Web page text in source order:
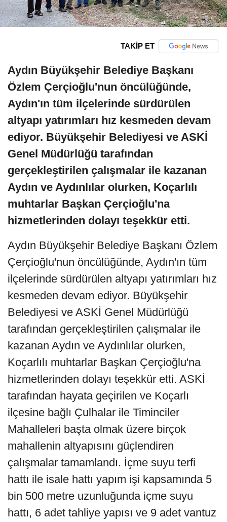
TAKİP ET
Aydın Büyükşehir Belediye Başkanı
Özlem Çerçioğlu'nun öncülüğünde,
Aydın'ın tüm ilçelerinde sürdürülen
altyapı yatırımları hız kesmeden devam
ediyor. Büyükşehir Belediyesi ve ASKİ
Genel Müdürlüğü tarafından
gerçekleştirilen çalışmalar ile kazanan
Aydın ve Aydınlılar olurken, Koçarlılı
muhtarlar Başkan Çerçioğlu'na
hizmetlerinden dolayı teşekkür etti.
Aydın Büyükşehir Belediye Başkanı Özlem
Çerçioğlu'nun öncülüğünde, Aydın'ın tüm
ilçelerinde sürdürülen altyapı yatırımları hız
kesmeden devam ediyor. Büyükşehir
Belediyesi ve ASKİ Genel Müdürlüğü
tarafından gerçekleştirilen çalışmalar ile
kazanan Aydın ve Aydınlılar olurken,
Koçarlılı muhtarlar Başkan Çerçioğlu'na
hizmetlerinden dolayı teşekkür etti. ASKİ
tarafından hayata geçirilen ve Koçarlı
ilçesine bağlı Çulhalar ile Timinciler
Mahalleleri başta olmak üzere birçok
mahallenin altyapısını güçlendiren
çalışmalar tamamlandı. İçme suyu terfi
hattı ile isale hattı yapım işi kapsamında 5
bin 500 metre uzunluğunda içme suyu
hattı, 6 adet tahliye yapısı ve 9 adet vantuz